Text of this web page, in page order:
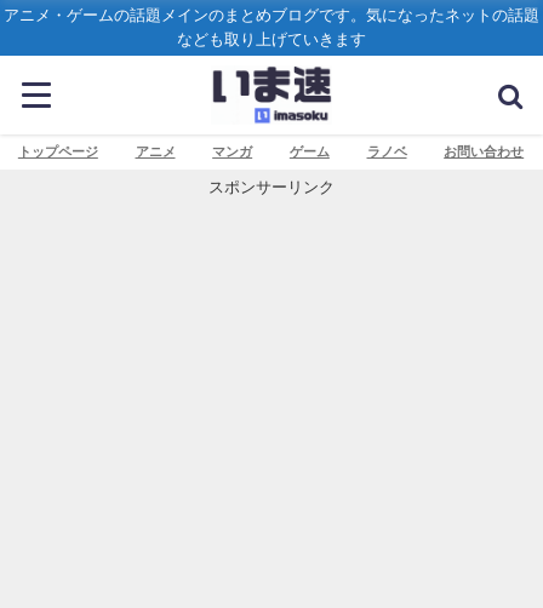
アニメ・ゲームの話題メインのまとめブログです。気になったネットの話題
なども取り上げていきます
トップページ アニメ マンガ ゲーム ラノベ お問い合わせ
スポンサーリンク